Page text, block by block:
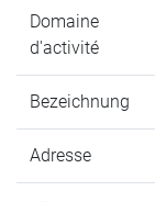
Domaine
d'activité
Bezeichnung
Adresse